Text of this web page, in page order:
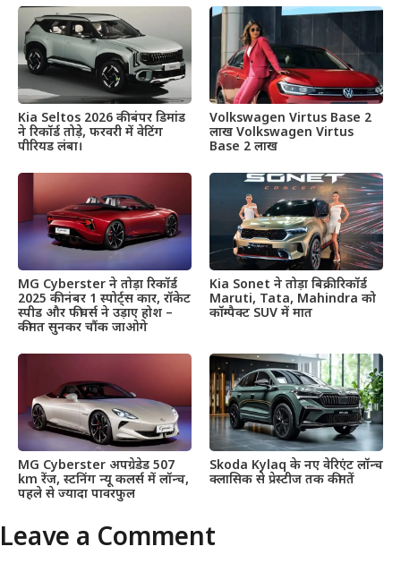
Kia Seltos 2026 की बंपर डिमांड
ने रिकॉर्ड तोड़े, फरवरी में वेटिंग
पीरियड लंबा।
Volkswagen Virtus Base 2
लाख Volkswagen Virtus
Base 2 लाख
MG Cyberster ने तोड़ा रिकॉर्ड
2025 की नंबर 1 स्पोर्ट्स कार, रॉकेट
स्पीड और फीचर्स ने उड़ाए होश –
कीमत सुनकर चौंक जाओगे
Kia Sonet ने तोड़ा बिक्री रिकॉर्ड
Maruti, Tata, Mahindra को
कॉम्पैक्ट SUV में मात
MG Cyberster अपग्रेडेड 507
km रेंज, स्टनिंग न्यू कलर्स में लॉन्च,
पहले से ज्यादा पावरफुल
Skoda Kylaq के नए वेरिएंट लॉन्च
क्लासिक से प्रेस्टीज तक कीमतें
Leave a Comment